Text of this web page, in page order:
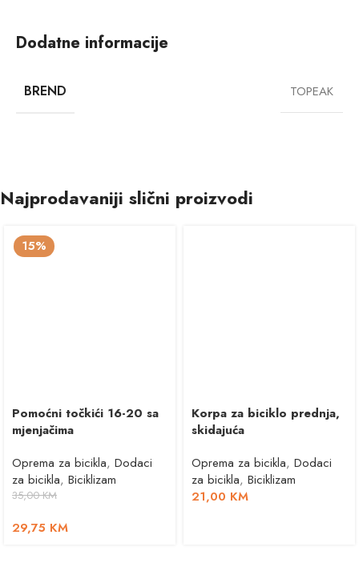
Dodatne informacije
BREND TOPEAK
Najprodavaniji slični proizvodi
15%
Pomoćni točkići 16-20 sa
mjenjačima
Oprema za bicikla, Dodaci
za bicikla, Biciklizam
35,00KM
29,75 KM
Korpa za biciklo prednja,
skidajuća
Oprema za bicikla, Dodaci
za bicikla, Biciklizam
21,00 KM